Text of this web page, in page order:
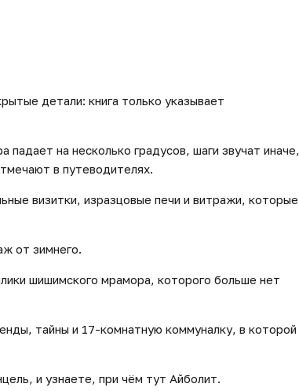
детали: книга только указывает
на несколько градусов, шаги звучат иначе,
в путеводителях.
визитки, изразцовые печи и витражи, которые
от зимнего.
шишимского мрамора, которого больше нет
тайны и 17-комнатную коммуналку, в которой
и узнаете, при чём тут Айболит.